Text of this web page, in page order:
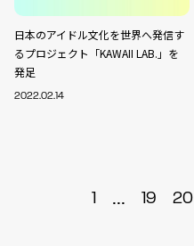
日本のアイドル文化を世界へ発信す
るプロジェクト「KAWAII LAB.」を
発足
2022.02.14
1 ... 19 20